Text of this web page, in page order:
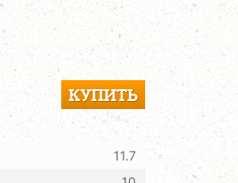
КУПИТЬ
11.7